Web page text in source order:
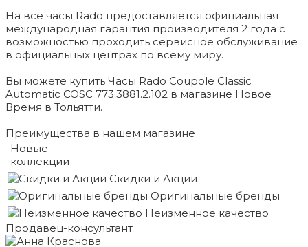
На все часы Rado предоставляется официальная
международная гарантия производителя 2 года с
возможностью проходить сервисное обслуживание
в официальных центрах по всему миру.
Вы можете купить Часы Rado Coupole Classic
Automatic COSC 773.3881.2.102 в магазине Новое
Время в Тольятти.
Преимущества в нашем магазине
Новые
коллекции
Скидки и Акции
Оригинальные бренды
Неизменное качество
Продавец-консультант